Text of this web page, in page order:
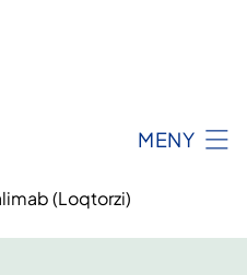
MENY
(Loqtorzi)